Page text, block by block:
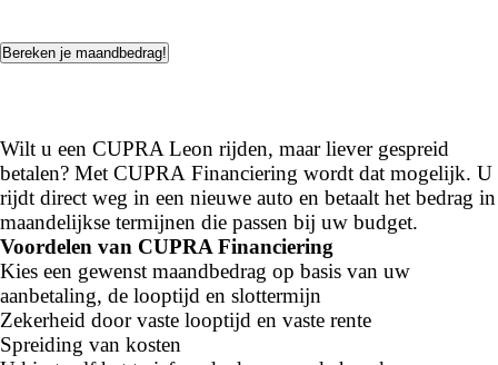
Bereken je maandbedrag!
Wilt u een CUPRA Leon rijden, maar liever gespreid
betalen? Met CUPRA Financiering wordt dat mogelijk. U
rijdt direct weg in een nieuwe auto en betaalt het bedrag in
maandelijkse termijnen die passen bij uw budget.
Voordelen van CUPRA Financiering
Kies een gewenst maandbedrag op basis van uw
aanbetaling, de looptijd en slottermijn
Zekerheid door vaste looptijd en vaste rente
Spreiding van kosten